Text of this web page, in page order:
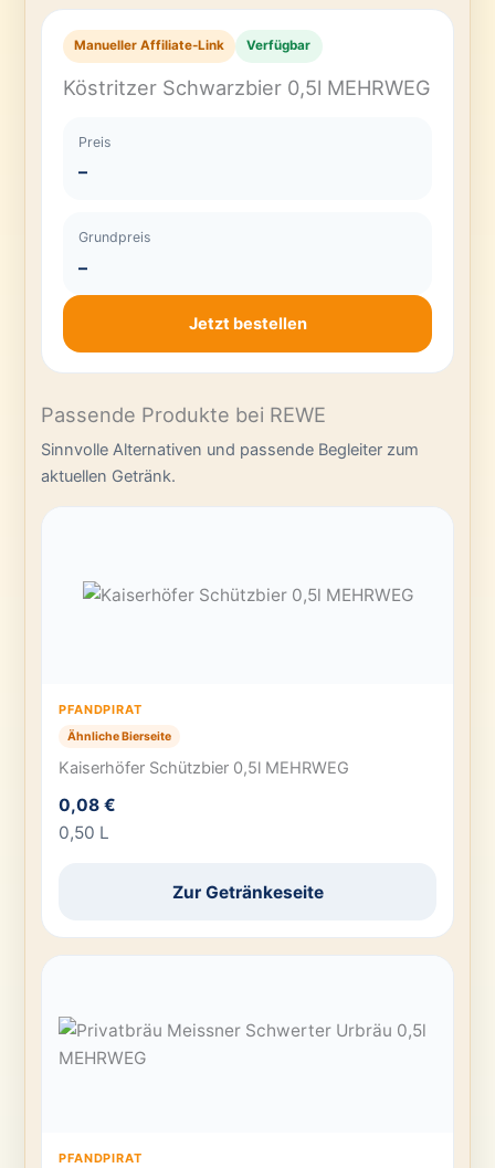
Manueller Affiliate-Link Verfügbar
Köstritzer Schwarzbier 0,5l MEHRWEG
Preis
–
Grundpreis
–
Jetzt bestellen
Passende Produkte bei REWE
Sinnvolle Alternativen und passende Begleiter zum
aktuellen Getränk.
PFANDPIRAT
Ähnliche Bierseite
Kaiserhöfer Schützbier 0,5l MEHRWEG
0,08 €
0,50 L
Zur Getränkeseite
PFANDPIRAT